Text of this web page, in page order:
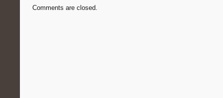
Comments are closed.